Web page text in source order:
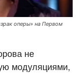
оперы» на Первом
не
модуляциями,